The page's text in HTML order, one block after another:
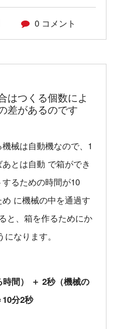
0 コメント
はつくる個数によ
差があるのです
械は自動機なので、1
とは自動 で箱ができ
るための時間が10
に機械の中を通過す
と、箱を作るためにか
なります。
間） ＋ 2秒（機械の
分2秒